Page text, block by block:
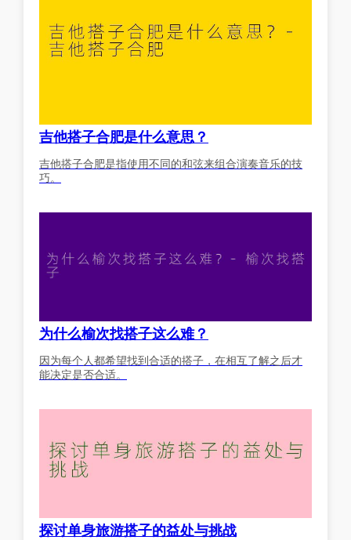
吉他搭子合肥是什么意思？
吉他搭子合肥是指使用不同的和弦来组合演奏音乐的技
巧。
为什么榆次找搭子这么难？
因为每个人都希望找到合适的搭子，在相互了解之后才
能决定是否合适。
探讨单身旅游搭子的益处与挑战